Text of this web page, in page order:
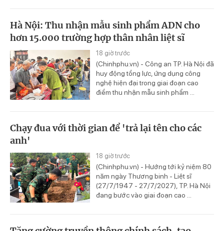
Hà Nội: Thu nhận mẫu sinh phẩm ADN cho
hơn 15.000 trường hợp thân nhân liệt sĩ
18 giờ trước
(Chinhphu.vn) - Công an TP. Hà Nội đã
huy động tổng lực, ứng dụng công
nghệ hiện đại trong giai đoạn cao
điểm thu nhận mẫu sinh phẩm ...
Chạy đua với thời gian để 'trả lại tên cho các
anh'
18 giờ trước
(Chinhphu.vn) - Hướng tới kỷ niệm 80
năm ngày Thương binh - Liệt sĩ
(27/7/1947 - 27/7/2027), TP. Hà Nội
đang bước vào giai đoạn cao ...